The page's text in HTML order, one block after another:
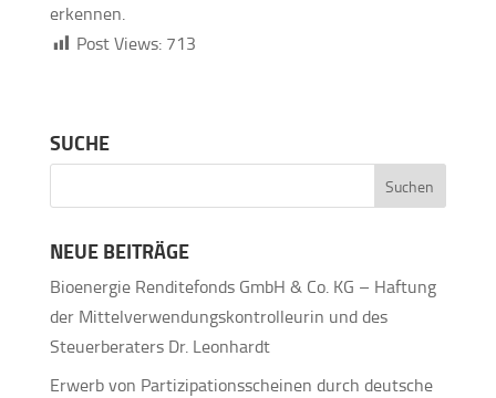
erkennen.
Post Views: 713
SUCHE
NEUE BEITRÄGE
Bioenergie Renditefonds GmbH & Co. KG – Haftung
der Mittelverwendungskontrolleurin und des
Steuerberaters Dr. Leonhardt
Erwerb von Partizipationsscheinen durch deutsche